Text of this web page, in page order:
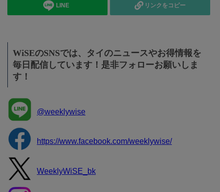
LINE リンクをコピー
WiSEのSNSでは、タイのニュースやお得情報を
毎日配信しています！是非フォローお願いしま
す！
@weeklywise
https://www.facebook.com/weeklywise/
WeeklyWiSE_bk